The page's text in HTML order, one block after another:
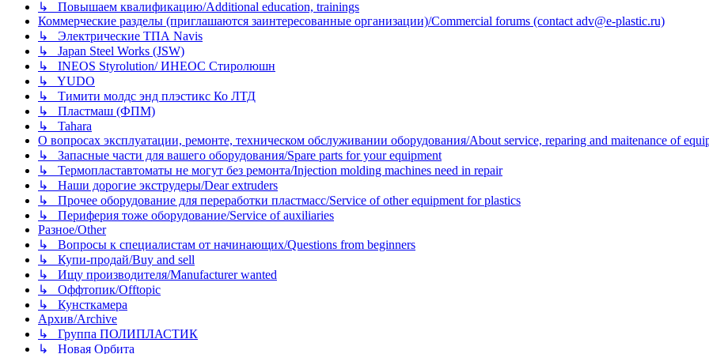
↳ Повышаем квалификацию/Additional education, trainings
Коммерческие разделы (приглашаются заинтересованные организации)/Commercial forums (contact adv@e-plastic.ru)
↳ Электрические ТПА Navis
↳ Japan Steel Works (JSW)
↳ INEOS Styrolution/ ИНЕОС Стиролюшн
↳ YUDO
↳ Тимити молдс энд плэстикс Ко ЛТД
↳ Пластмаш (ФПМ)
↳ Tahara
О вопросах эксплуатации, ремонте, техническом обслуживании оборудования/About service, reparing and maitenance of
↳ Запасные части для вашего оборудования/Spare parts for your equipment
↳ Термопластавтоматы не могут без ремонта/Injection molding machines need in repair
↳ Наши дорогие экструдеры/Dear extruders
↳ Прочее оборудование для переработки пластмасс/Service of other equipment for plastics
↳ Периферия тоже оборудование/Service of auxiliaries
Разное/Other
↳ Вопросы к специалистам от начинающих/Questions from beginners
↳ Купи-продай/Buy and sell
↳ Ищу производителя/Manufacturer wanted
↳ Оффтопик/Offtopic
↳ Кунсткамера
Архив/Archive
↳ Группа ПОЛИПЛАСТИК
↳ Новая Орбита